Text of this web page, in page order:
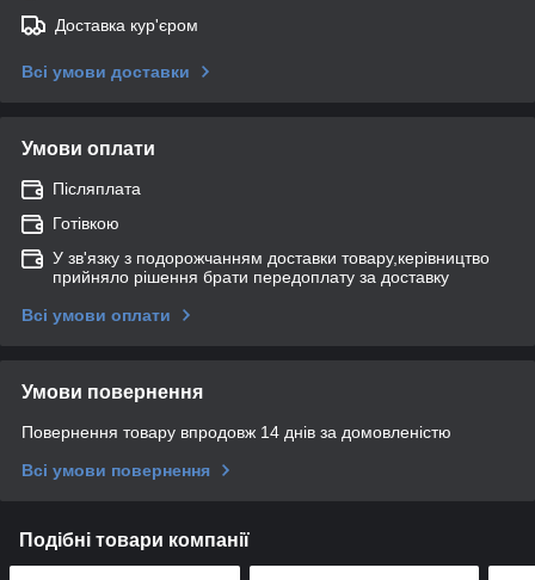
Доставка кур'єром
Всі умови доставки
Умови оплати
Післяплата
Готівкою
У зв'язку з подорожчанням доставки товару,керівництво
прийняло рішення брати передоплату за доставку
Всі умови оплати
Умови повернення
Повернення товару впродовж 14 днів за домовленістю
Всі умови повернення
Подібні товари компанії